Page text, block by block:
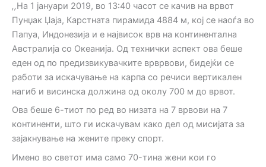
,,На 1 јануари 2019, во 13:40 часот се качив на врвот
Пунџак Џаја, Карстната пирамида 4884 м, кој се наоѓа во
Папуа, Индонезија и е највисок врв на континентална
Австралија со Океанија. Од технички аспект ова беше
еден од по предизвикувачките врврвови, бидејќи се
работи за искачување на карпа со речиси вертикален
нагиб и висинска должина од околу 700 м до врвот.
Ова беше 6-тиот по ред во низата на 7 врвови на 7
континенти, што ги искачувам како дел од мисијата за
зајакнување на жените преку спорт.
Имено во светот има само 70-тина жени кои го